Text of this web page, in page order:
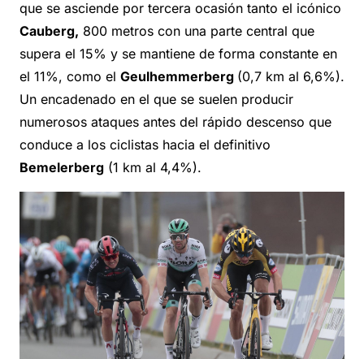
que se asciende por tercera ocasión tanto el icónico
Cauberg, 800 metros con una parte central que
supera el 15% y se mantiene de forma constante en
el 11%, como el Geulhemmerberg (0,7 km al 6,6%).
Un encadenado en el que se suelen producir
numerosos ataques antes del rápido descenso que
conduce a los ciclistas hacia el definitivo
Bemelerberg (1 km al 4,4%).